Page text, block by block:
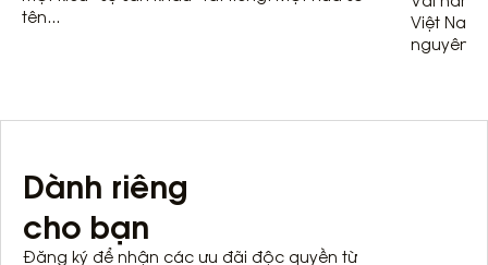
tên...
Việt
nguyên
Dành riêng
cho bạn
Đăng ký để nhận các ưu đãi độc quyền từ